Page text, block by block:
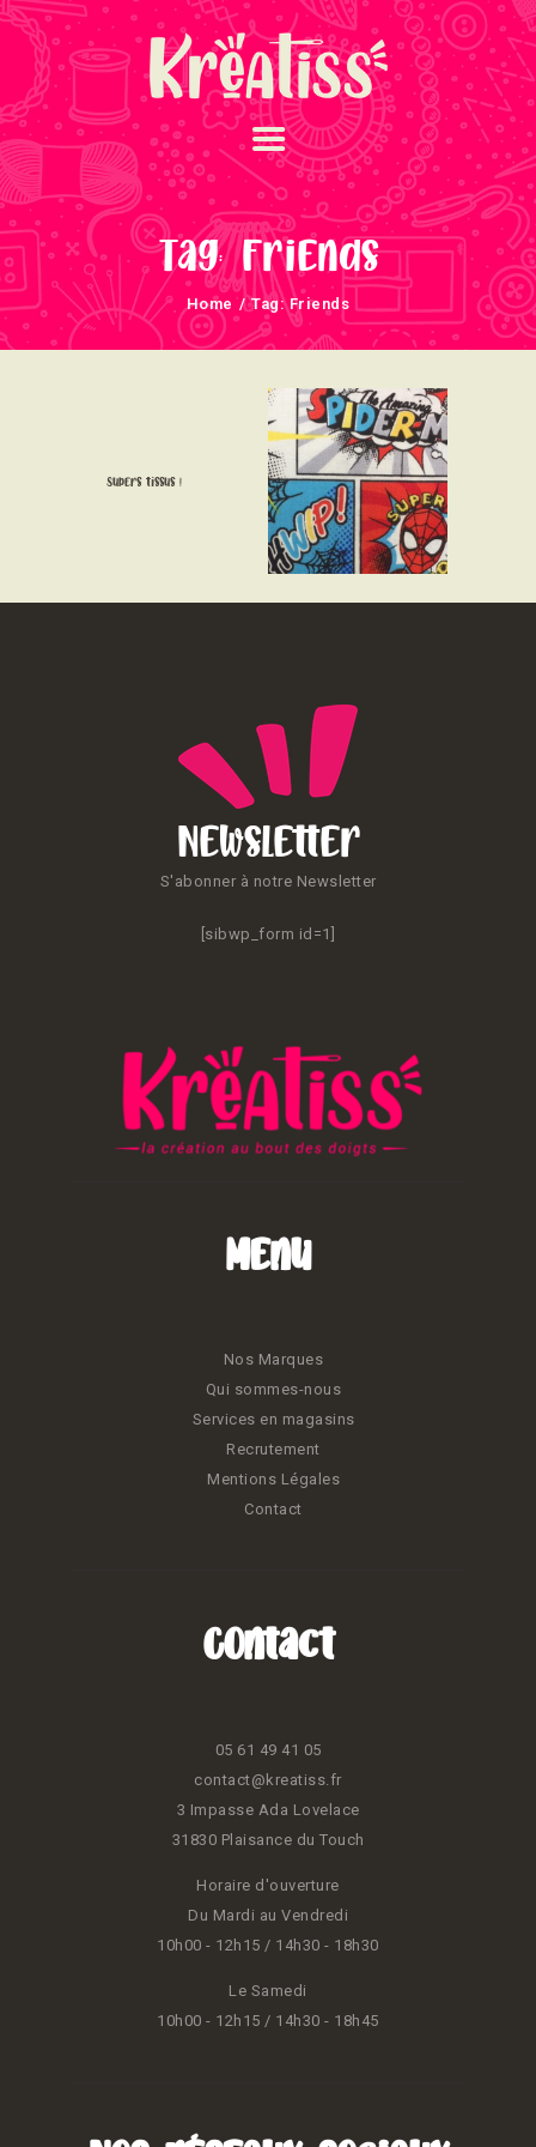
Tag: Friends
Home Tag: Friends
ACCUEIL
NOS UNIVERS
ARRIVAGES
ATELIERS ET
ÉVÈNEMENTS
INFOS ÉVÈNEMENTS
NEWSLETTERS
NOUS SOUTENONS
Supers tissus !
Newsletter
S'abonner à notre Newsletter
[sibwp_form id=1]
Menu
Nos Marques
Qui sommes-nous
Services en magasins
Recrutement
Mentions Légales
Contact
Contact
05 61 49 41 05
contact@kreatiss.fr
3 Impasse Ada Lovelace
31830 Plaisance du Touch
Horaire d'ouverture
Du Mardi au Vendredi
10h00 - 12h15 / 14h30 - 18h30
Le Samedi
10h00 - 12h15 / 14h30 - 18h45